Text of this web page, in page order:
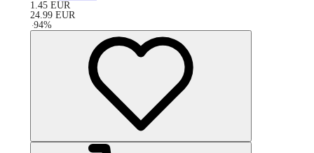
1.45 EUR
24.99 EUR
-94%